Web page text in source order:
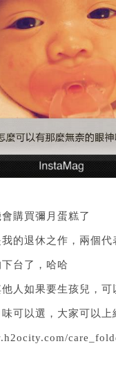
購買彌月蛋糕了
的退休之作，兩個代
台了，哈哈
人如果要生孩兒，可
味可以選，大家可以上